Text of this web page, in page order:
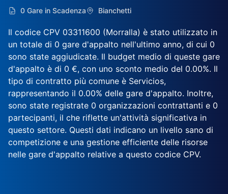
0 Gare in Scadenza Bianchetti
Il codice CPV 03311600 (Morralla) è stato utilizzato in
un totale di 0 gare d'appalto nell'ultimo anno, di cui 0
sono state aggiudicate. Il budget medio di queste gare
d'appalto è di 0 €, con uno sconto medio del 0.00%. Il
tipo di contratto più comune è Servicios,
rappresentando il 0.00% delle gare d'appalto. Inoltre,
sono state registrate 0 organizzazioni contrattanti e 0
partecipanti, il che riflette un'attività significativa in
questo settore. Questi dati indicano un livello sano di
competizione e una gestione efficiente delle risorse
nelle gare d'appalto relative a questo codice CPV.